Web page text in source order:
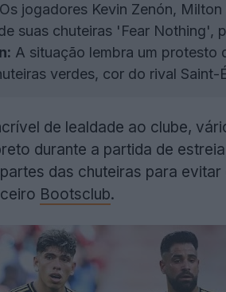
Os jogadores Kevin Zenón,
suas chuteiras 'Fear Nothing',
A situação lembra um protesto
verdes, cor do rival Saint-
de lealdade ao clube,
durante a partida de
das chuteiras para
Bootsclub.